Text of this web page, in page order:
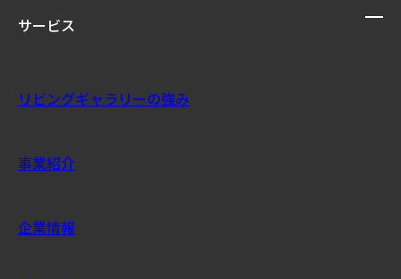
サービス
リビングギャラリーの強み
事業紹介
企業情報